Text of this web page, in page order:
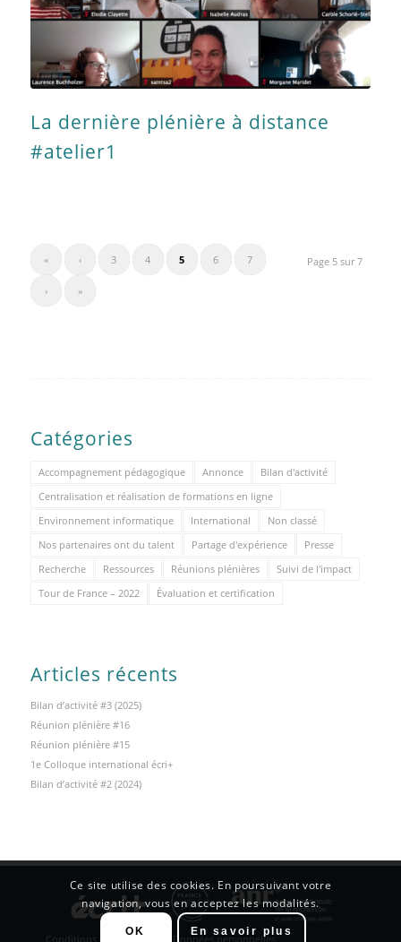
La dernière plénière à distance
#atelier1
Page 5 sur 7
« ‹ 3 4 5 6 7
› »
Catégories
Accompagnement pédagogique Annonce
Bilan d'activité
Centralisation et réalisation de formations en ligne
Environnement informatique
International
Non classé
Nos partenaires ont du talent
Partage d'expérience
Presse
Recherche
Ressources Réunions plénières
Suivi de l'impact
Tour de France – 2022
Évaluation et certification
Articles récents
Bilan d’activité #3 (2025)
Réunion plénière #16
Réunion plénière #15
1e Colloque international écri+
Bilan d’activité #2 (2024)
Conditions d’utilisation Données personnelles
Ce site utilise des cookies. En poursuivant votre
navigation, vous en acceptez les modalités.
OK En savoir plus